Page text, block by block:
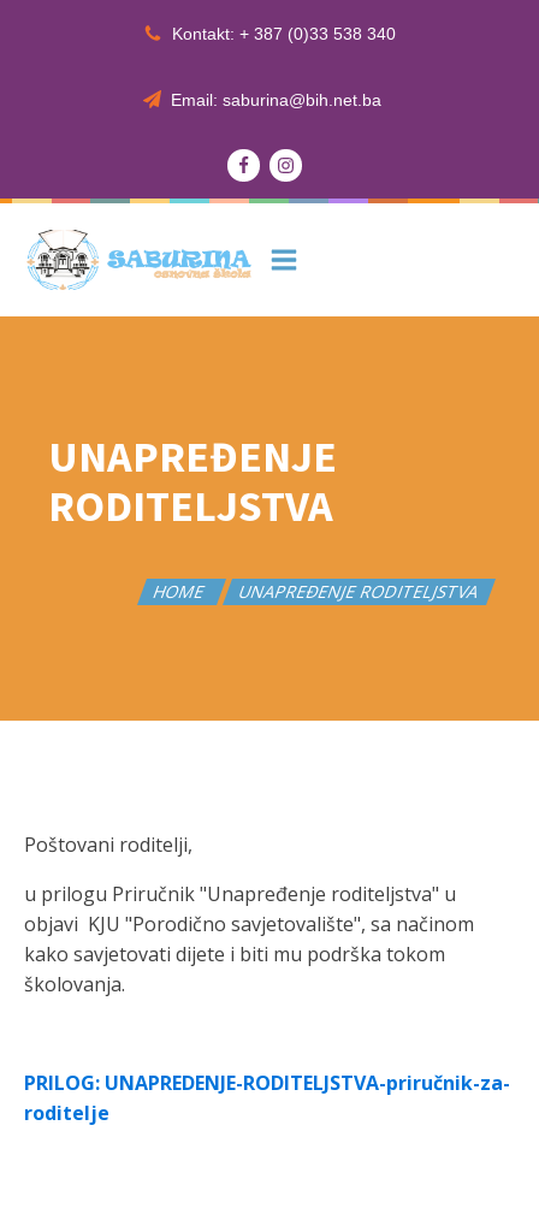
Kontakt: + 387 (0)33 538 340
Email: saburina@bih.net.ba
UNAPREĐENJE
RODITELJSTVA
HOME UNAPREĐENJE RODITELJSTVA
Poštovani roditelji,
u prilogu Priručnik "Unapređenje roditeljstva" u
objavi KJU "Porodično savjetovalište", sa načinom
kako savjetovati dijete i biti mu podrška tokom
školovanja.
PRILOG: UNAPREDENJE-RODITELJSTVA-priručnik-za-
roditelje